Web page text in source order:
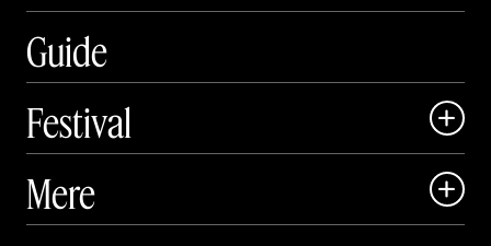
Guide
Festival

 Art Matter Festival
Mere 